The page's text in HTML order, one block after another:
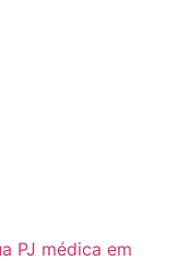
PJ médica em